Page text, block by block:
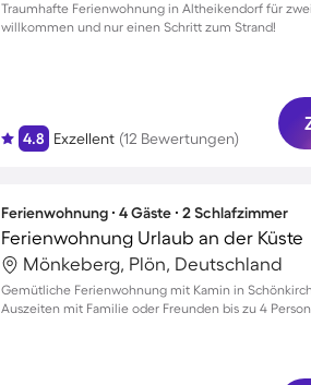
Traumhafte Ferienwohnung in Altheikendorf für
willkommen und nur einen Schritt zum Strand!
4.8 Exzellent (12 Bewertungen)
Ferienwohnung ∙ 4 Gäste ∙ 2 Schlafzimmer
Ferienwohnung Urlaub an der Küste
Mönkeberg, Plön, Deutschland
Gemütliche Ferienwohnung mit Kamin in
Auszeiten mit Familie oder Freunden bis zu 4